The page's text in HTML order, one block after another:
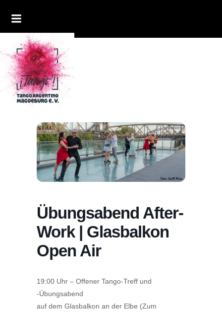
Übungsabend After-
Work | Glasbalkon
Open Air
19:00 Uhr – Offener Tango-Treff und
-Übungsabend
auf dem Glasbalkon an der Elbe (Zum